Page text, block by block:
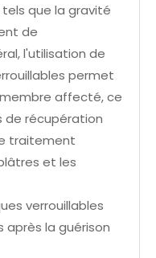
que la gravité
de
l'utilisation de
permet
affecté, ce
de récupération
traitement
et les
verrouillables
la guérison